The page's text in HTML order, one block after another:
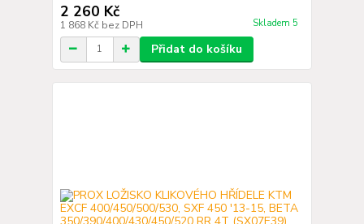
2 260 Kč
1 868 Kč bez DPH Skladem 5
Přidat do košíku